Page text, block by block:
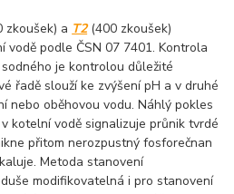
zkoušek) a T2(400 zkoušek)
vodě podle ČSN 07 7401. Kontrola
je kontrolou důležité
řadě slouží ke zvýšení pH a v druhé
nebo oběhovou vodu. Náhlý pokles
kotelní vodě signalizuje průnik tvrdé
přitom nerozpustný fosforečnan
Metoda stanovení
modifikovatelná i pro stanovení